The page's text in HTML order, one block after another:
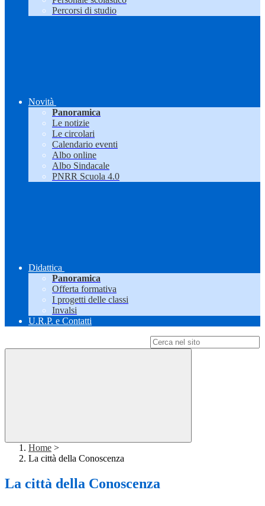
Percorsi di studio
Novità
Panoramica
Le notizie
Le circolari
Calendario eventi
Albo online
Albo Sindacale
PNRR Scuola 4.0
Didattica
Panoramica
Offerta formativa
I progetti delle classi
Invalsi
U.R.P. e Contatti
Home >
La città della Conoscenza
La città della Conoscenza